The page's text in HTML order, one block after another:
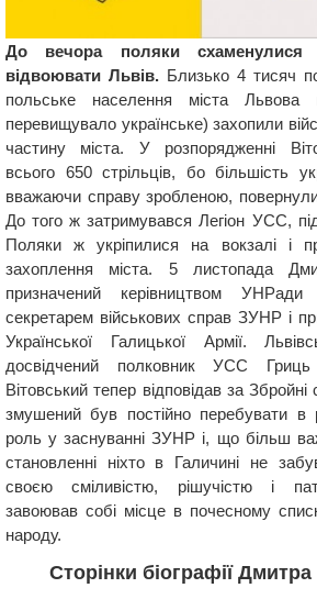
До вечора поляки схаменулися
відвоювати Львів. Близько 4 тисяч
польське населення міста
перевищувало українське) захопили
частину міста. У розпорядженні
всього 650 стрільців, бо більшість
вважаючи справу зробленою,
До того ж затримувався Легіон УСС,
Поляки ж укріпилися на вокзалі і
захоплення міста. 5 листопада
призначений керівництвом
секретарем військових справ ЗУНР і
Української Галицької Армії.
досвідчений полковник УСС
Вітовський тепер відповідав за Збройні
змушений був постійно перебувати в
роль у заснуванні ЗУНР і, що більш
становленні ніхто в Галичині не
своєю сміливістю, рішучістю і
завоював собі місце в почесному
народу.
Сторінки біографії Дмитра